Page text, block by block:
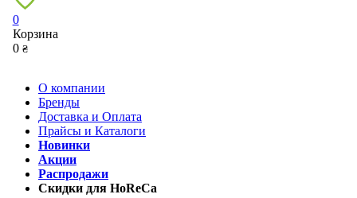
0
Корзина
0 ₴
О компании
Бренды
Доставка и Оплата
Прайсы и Каталоги
Новинки
Акции
Распродажи
Скидки для HoReCa